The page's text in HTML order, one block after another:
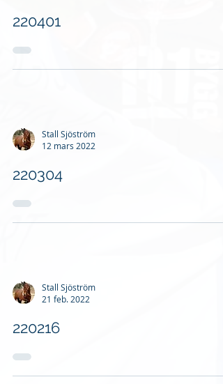
220401
Stall Sjöström
12 mars 2022
220304
Stall Sjöström
21 feb. 2022
220216